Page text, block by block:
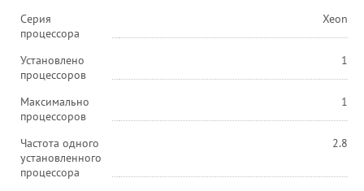
Серия
процессора
Xeon
Установлено
процессоров
1
Максимально
процессоров
1
Частота одного
установленного
процессора
2.8